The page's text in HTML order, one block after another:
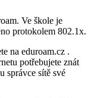
Ve škole je
protokolem 802.1x.
na eduroam.cz .
potřebujete znát
správce sítě své